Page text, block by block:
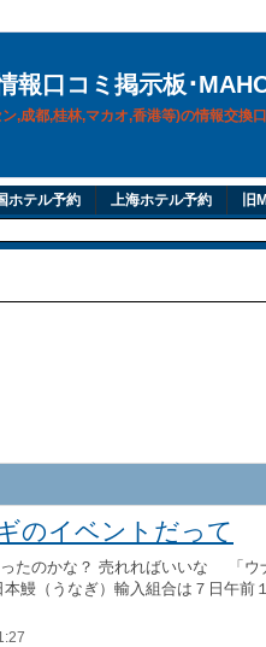
報口コミ掲示板･
,成都,桂林,マカオ,香港等)の情報交換
ホテル予約 上海ホテル予約 旧
のイベントだって
たのかな？ 売れればいいな 「ウ
鰻（うなぎ）輸入組合は７日午前